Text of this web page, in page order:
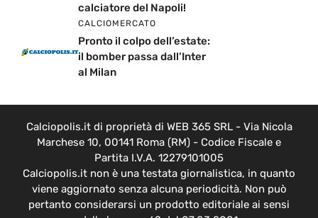
calciatore del Napoli!
CALCIOMERCATO
Pronto il colpo dell’estate:
il bomber passa dall’Inter
al Milan
Calciopolis.it di proprietà di WEB 365 SRL - Via Nicola
Marchese 10, 00141 Roma (RM) - Codice Fiscale e
Partita I.V.A. 12279101005
Calciopolis.it non è una testata giornalistica, in quanto
viene aggiornato senza alcuna periodicità. Non può
pertanto considerarsi un prodotto editoriale ai sensi